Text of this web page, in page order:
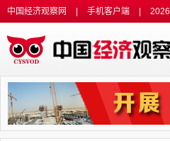
中国经济观察网 手机客户端